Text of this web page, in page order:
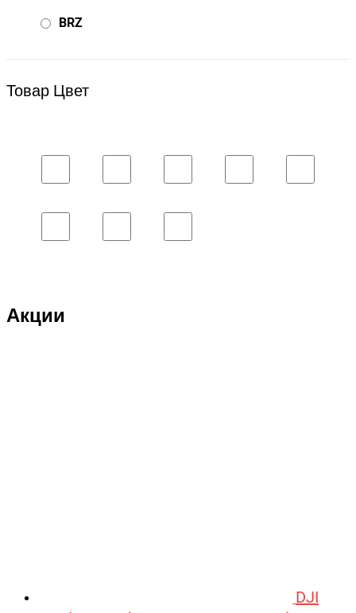
BRZ
DMD
Товар Цвет
Акции
DJI